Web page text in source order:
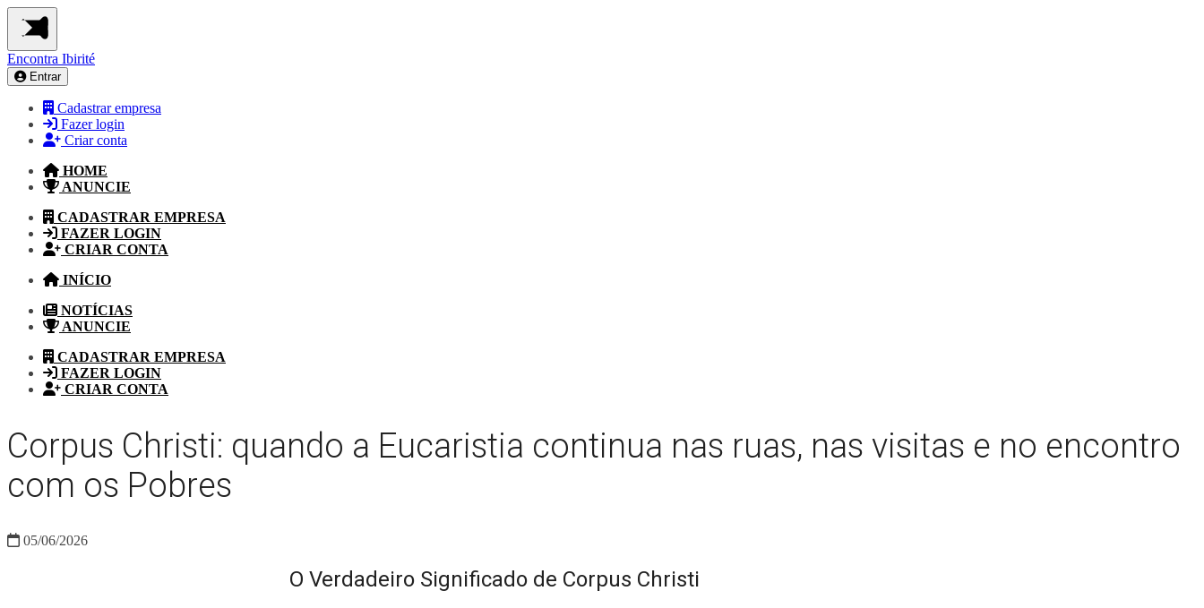
Encontra Ibirité
Entrar
Cadastrar empresa
Fazer login
Criar conta
HOME
ANUNCIE
CADASTRAR EMPRESA
FAZER LOGIN
CRIAR CONTA
INÍCIO
NOTÍCIAS
ANUNCIE
CADASTRAR EMPRESA
FAZER LOGIN
CRIAR CONTA
Corpus Christi: quando a Eucaristia continua nas ruas, nas visitas e no encontro
com os Pobres
05/06/2026
O Verdadeiro Significado de Corpus Christi